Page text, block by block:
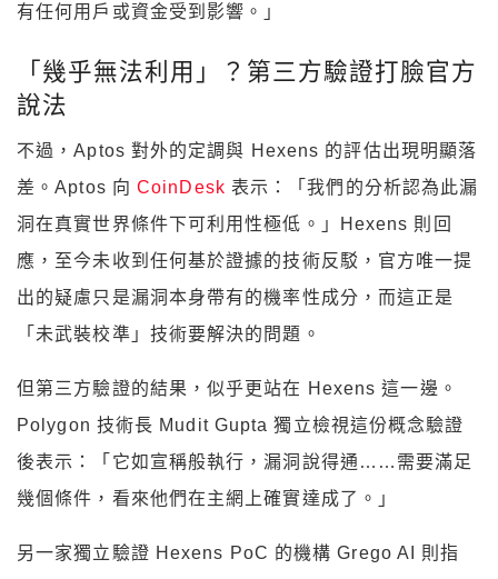
有任何用戶或資金受到影響。」
「幾乎無法利用」？第三方驗證打臉官方
說法
不過，Aptos 對外的定調與 Hexens 的評估出現明顯落
差。Aptos 向 CoinDesk 表示：「我們的分析認為此漏
洞在真實世界條件下可利用性極低。」Hexens 則回
應，至今未收到任何基於證據的技術反駁，官方唯一提
出的疑慮只是漏洞本身帶有的機率性成分，而這正是
「未武裝校準」技術要解決的問題。
但第三方驗證的結果，似乎更站在 Hexens 這一邊。
Polygon 技術長 Mudit Gupta 獨立檢視這份概念驗證
後表示：「它如宣稱般執行，漏洞說得通……需要滿足
幾個條件，看來他們在主網上確實達成了。」
另一家獨立驗證 Hexens PoC 的機構 Grego AI 則指